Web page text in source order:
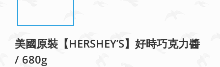
美國原裝【HERSHEY’S】好時巧克力醬
/ 680g